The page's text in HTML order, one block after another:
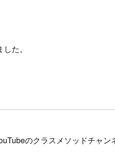
た。
のクラスメソッドチャン